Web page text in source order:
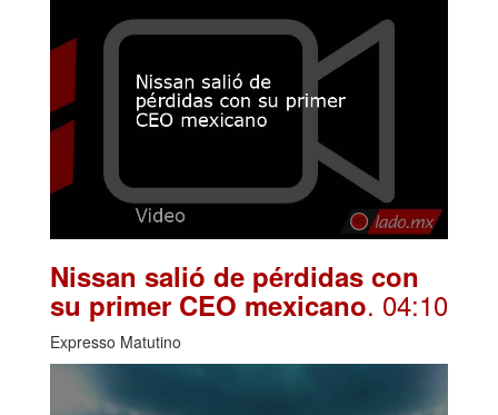
Nissan salió de pérdidas con
su primer CEO mexicano. 04:10
Expresso Matutino